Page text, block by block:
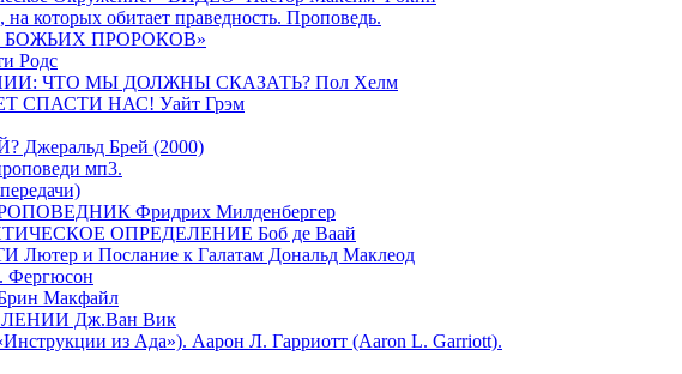
которых обитает праведность. Проповедь.
БОЖЬИХ ПРОРОКОВ»
Родс
ЧТО МЫ ДОЛЖНЫ СКАЗАТЬ? Пол Хелм
СПАСТИ НАС! Уайт Грэм
Брей (2000)
мп3.
Фридрих Милденбергер
ОПРЕДЕЛЕНИЕ Боб де Ваай
и Послание к Галатам Дональд Маклеод
Фергюсон
Макфайл
Дж.Ван Вик
из Ада»). Аарон Л. Гарриотт (Aaron L. Garriott).